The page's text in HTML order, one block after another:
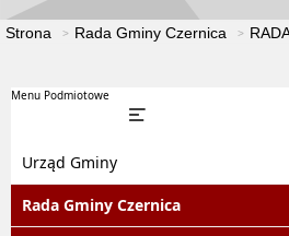
Strona Rada Gminy Czernica
Menu Podmiotowe
Urząd Gminy
Rada Gminy Czernica